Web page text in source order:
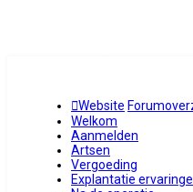
Website
Welkom
Aanmelden
Artsen
Vergoeding
Explantatie